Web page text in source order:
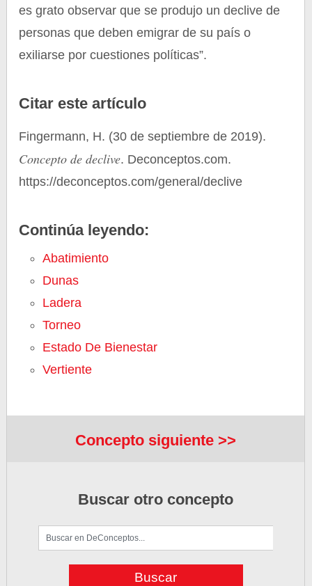
es grato observar que se produjo un declive de
personas que deben emigrar de su país o
exiliarse por cuestiones políticas”.
Citar este artículo
Fingermann, H. (30 de septiembre de 2019).
Concepto de declive. Deconceptos.com.
https://deconceptos.com/general/declive
Continúa leyendo:
Abatimiento
Dunas
Ladera
Torneo
Estado De Bienestar
Vertiente
Concepto siguiente >>
Buscar otro concepto